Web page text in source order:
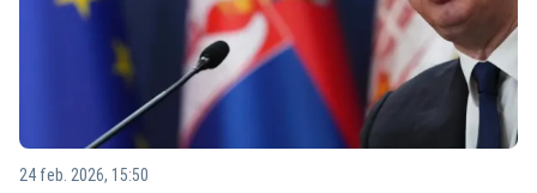
24 feb. 2026, 15:50